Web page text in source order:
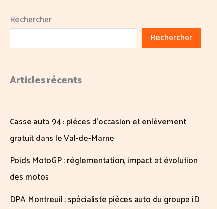
Rechercher
Rechercher
Articles récents
Casse auto 94 : pièces d’occasion et enlèvement
gratuit dans le Val-de-Marne
Poids MotoGP : réglementation, impact et évolution
des motos
DPA Montreuil : spécialiste pièces auto du groupe iD